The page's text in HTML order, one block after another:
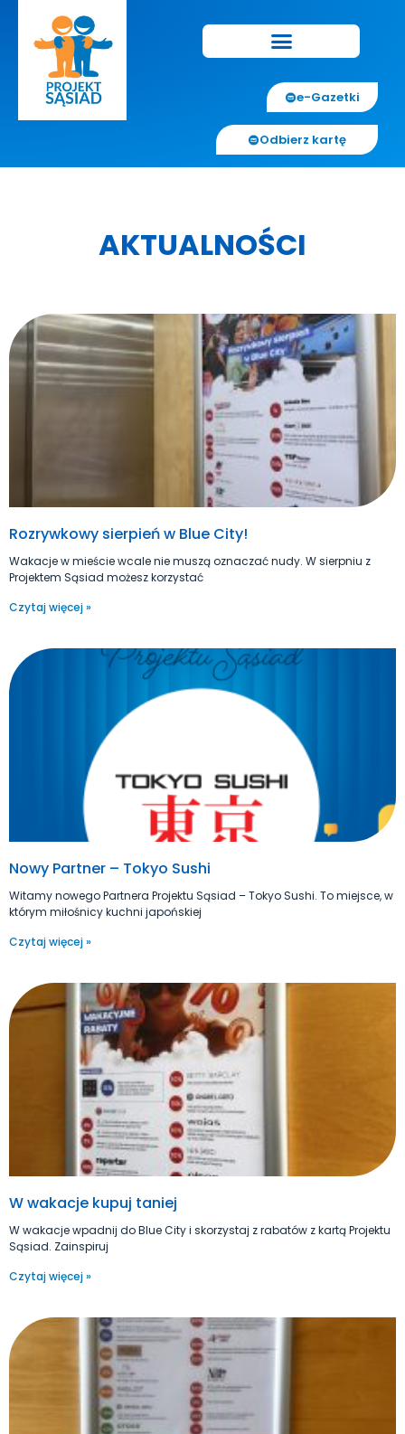
e-Gazetki
Odbierz kartę
AKTUALNOŚCI
Rozrywkowy sierpień w Blue City!
Wakacje w mieście wcale nie muszą oznaczać nudy. W sierpniu z
Projektem Sąsiad możesz korzystać
Czytaj więcej »
Nowy Partner – Tokyo Sushi
Witamy nowego Partnera Projektu Sąsiad – Tokyo Sushi. To miejsce, w
którym miłośnicy kuchni japońskiej
Czytaj więcej »
W wakacje kupuj taniej
W wakacje wpadnij do Blue City i skorzystaj z rabatów z kartą Projektu
Sąsiad. Zainspiruj
Czytaj więcej »